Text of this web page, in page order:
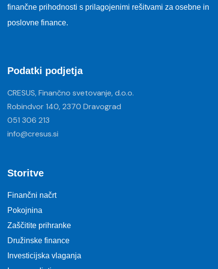
finančne prihodnosti s prilagojenimi rešitvami za osebne in
poslovne finance.
Podatki podjetja
CRESUS, Finančno svetovanje, d.o.o.
Robindvor 140, 2370 Dravograd
051 306 213
info@cresus.si
Storitve
Finančni načrt
Pokojnina
Zaščitite prihranke
Družinske finance
Investicijska vlaganja